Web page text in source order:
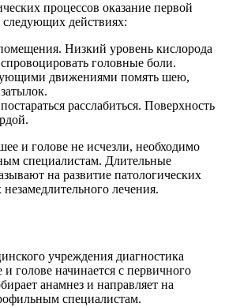
процессов оказание первой
действиях:
Низкий уровень кислорода
головные боли.
движениями помять шею,
расслабиться. Поверхность
и голове не исчезли, необходимо
специалистам. Длительные
на развитие патологических
лечения.
учреждения диагностика
голове начинается с первичного
анамнез и направляет на
специалистам.